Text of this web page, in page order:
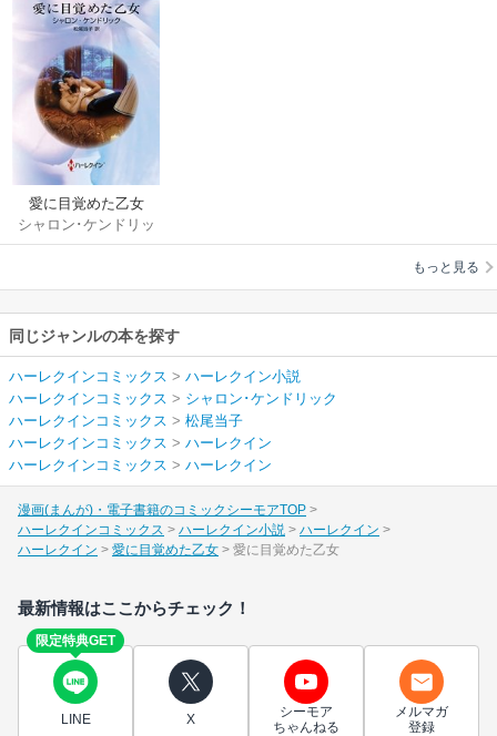
愛に目覚めた乙女
シャロン･ケンドリッ
ク/松尾当子
もっと見る
同じジャンルの本を探す
ハーレクインコミックス > ハーレクイン小説
ハーレクインコミックス > シャロン･ケンドリック
ハーレクインコミックス > 松尾当子
ハーレクインコミックス > ハーレクイン
ハーレクインコミックス > ハーレクイン
漫画(まんが)・電子書籍のコミックシーモアTOP
ハーレクインコミックス
ハーレクイン小説
ハーレクイン
ハーレクイン
愛に目覚めた乙女 愛に目覚めた乙女
最新情報はここからチェック！
限定特典GET
LINE X
シーモア
ちゃんねる
メルマガ
登録